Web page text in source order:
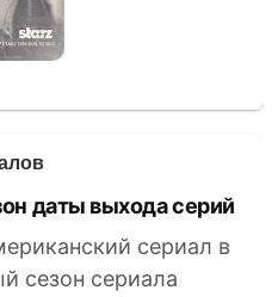
даты выхода серий
сериал в
сезон сериала